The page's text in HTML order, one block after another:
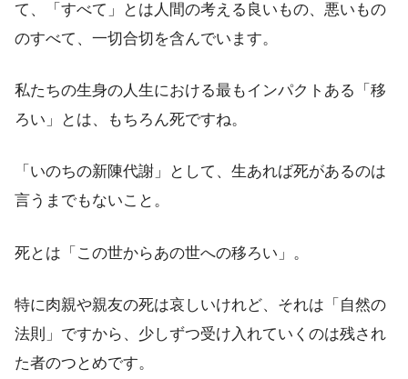
て、「すべて」とは人間の考える良いもの、悪いもの
のすべて、一切合切を含んでいます。
私たちの生身の人生における最もインパクトある「移
ろい」とは、もちろん死ですね。
「いのちの新陳代謝」として、生あれば死があるのは
言うまでもないこと。
死とは「この世からあの世への移ろい」。
特に肉親や親友の死は哀しいけれど、それは「自然の
法則」ですから、少しずつ受け入れていくのは残され
た者のつとめです。